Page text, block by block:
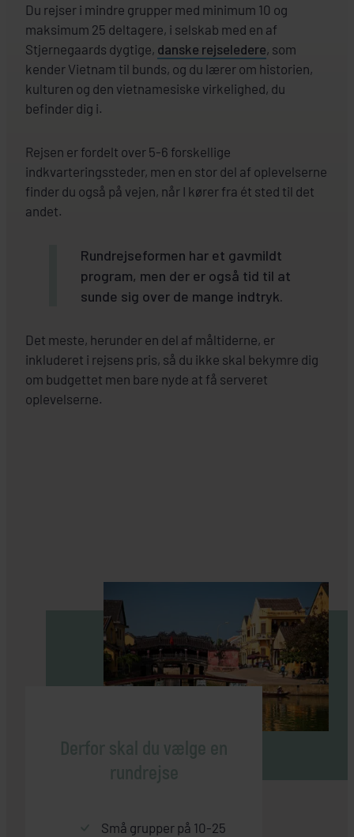
Du rejser i mindre grupper med minimum 10 og
maksimum 25 deltagere, i selskab med en af
Stjernegaards dygtige, danske rejseledere, som
kender Vietnam til bunds, og du lærer om historien,
kulturen og den vietnamesiske virkelighed, du
befinder dig i.
Rejsen er fordelt over 5-6 forskellige
indkvarteringssteder, men en stor del af oplevelserne
finder du også på vejen, når I kører fra ét sted til det
andet.
Rundrejseformen har et gavmildt
program, men der er også tid til at
sunde sig over de mange indtryk.
Det meste, herunder en del af måltiderne, er
inkluderet i rejsens pris, så du ikke skal bekymre dig
om budgettet men bare nyde at få serveret
oplevelserne.
Derfor skal du vælge en
rundrejse
Små grupper på 10-25